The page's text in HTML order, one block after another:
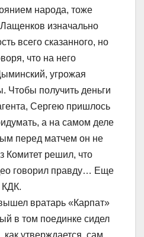
народа, тоже
изначально
всего сказанного, но
что на него
угрожая
Чтобы получить деньги
Сергею пришлось
а на самом деле
перед матчем он не
Комитет решил, что
говорил правду… Еще
КДК.
вратарь «Карпат»
в том поединке сидел